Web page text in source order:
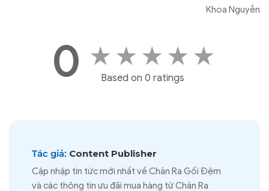
Khoa Nguyễn
0 ★ ★ ★ ★ ★
Based on 0 ratings
Tác giả: Content Publisher
Cập nhập tin tức mới nhất về Chăn Ra Gối Đệm
và các thông tin ưu đãi mua hàng từ Chăn Ra